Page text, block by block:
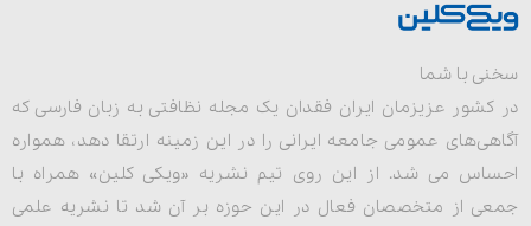
سخنی با شما
در کشور عزیزمان ایران فقدان یک مجله نظافتی به زبان فارسی که
آگاهی‌های عمومی جامعه ایرانی را در این زمینه ارتقا دهد، همواره
احساس می شد. از این روی تیم نشریه «ویکی کلین» همراه با
جمعی از متخصصان فعال در این حوزه بر آن شد تا نشریه علمی